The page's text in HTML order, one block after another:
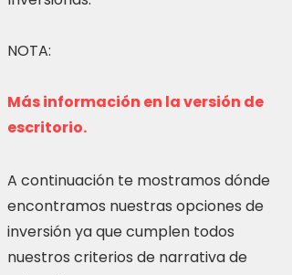
NOTA:
Más información en la versión de
escritorio.
A continuación te mostramos dónde
encontramos nuestras opciones de
inversión ya que cumplen todos
nuestros criterios de narrativa de